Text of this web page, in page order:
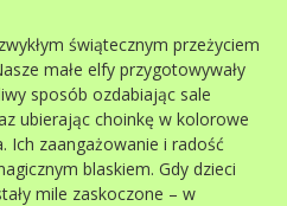
świątecznym przeżyciem
małe elfy przygotowywały
sposób ozdabiając sale
ubierając choinkę w kolorowe
Ich zaangażowanie i radość
blaskiem. Gdy dzieci
mile zaskoczone – w